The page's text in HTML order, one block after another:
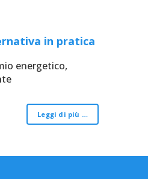
in pratica
energetico,
Leggi di più …